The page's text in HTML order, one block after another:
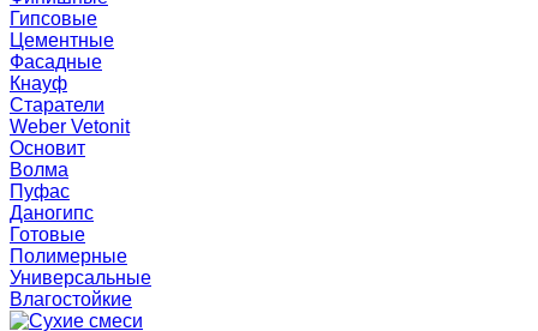
Гипсовые
Цементные
Фасадные
Кнауф
Старатели
Weber Vetonit
Основит
Волма
Пуфас
Даногипс
Готовые
Полимерные
Универсальные
Влагостойкие